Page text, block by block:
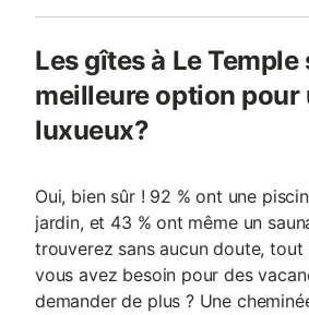
Les gîtes à Le
meilleure option pour
luxueux?
Oui, bien sûr ! 92 % ont une
jardin, et 43 % ont même un
trouverez sans aucun doute,
vous avez besoin pour des
demander de plus ? Une